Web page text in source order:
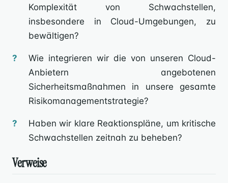
Komplexität von Schwachstellen,
insbesondere in Cloud-Umgebungen, zu
bewältigen?
Wie integrieren wir die von unseren Cloud-
Anbietern angebotenen
Sicherheitsmaßnahmen in unsere gesamte
Risikomanagementstrategie?
Haben wir klare Reaktionspläne, um kritische
Schwachstellen zeitnah zu beheben?
Verweise